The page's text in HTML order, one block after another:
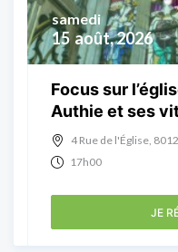
15 août, 2026
samedi
Focus sur
Authie et ses
4 Rue de l'Église,
17h00
JE